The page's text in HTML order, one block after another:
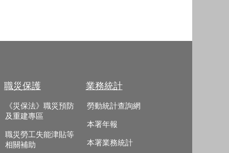
職災保護
《災保法》職災預防
及重建專區
職災勞工失能津貼等
相關補助
業務統計
勞動統計查詢網
本署年報
本署業務統計